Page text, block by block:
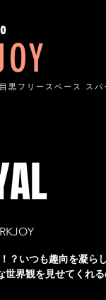
フリースペース スパ
？いつも趣向を凝ら